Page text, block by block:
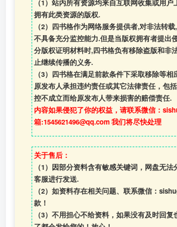
（1）站内所有资源均来自互联网收集或用
拥有此类资源的版权.
（2）四书格作为网络服务提供者,对非法转
不具备充分监控能力.但是当版权拥有者提出
分版权证明材料时,四书格负有移除盗版和非
止继续传播的义务.
（3）四书格在满足前款条件下采取移除等
原发布人承担违约责任或其它法律责任，包
控不成立而给原发布人带来损害的赔偿责任.
内容如果侵犯了你的权益，请联系微信：
箱:1545621496@qq.com 我们将尽快处理
关于售后：
（1）因部分资料含有敏感关键词，网盘无
客服进行发送.
（2）如资料存在相关问题、联系微信：
款！
（3） 不用担心不给资料，如果没有及时回复